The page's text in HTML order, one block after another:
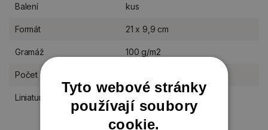
Balení kus
Formát 21 x 9,9 cm
Gramáž 100 g/m2
Počet listů
Liniatura bloků
Tyto webové stránky
používají soubory
cookie.